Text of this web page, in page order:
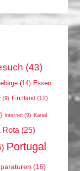
(43)
(14) Essen
(9) Finnland (12)
Internet (9) Kanal
Rota (25)
Portugal
(16)